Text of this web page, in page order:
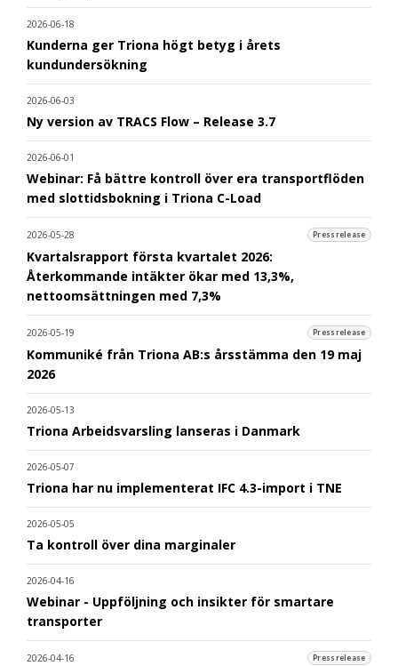
2026-06-18
Kunderna ger Triona högt betyg i årets
kundundersökning
2026-06-03
Ny version av TRACS Flow – Release 3.7
2026-06-01
Webinar: Få bättre kontroll över era transportflöden
med slottidsbokning i Triona C-Load
2026-05-28 Pressrelease
Kvartalsrapport första kvartalet 2026:
Återkommande intäkter ökar med 13,3%,
nettoomsättningen med 7,3%
2026-05-19 Pressrelease
Kommuniké från Triona AB:s årsstämma den 19 maj
2026
2026-05-13
Triona Arbeidsvarsling lanseras i Danmark
2026-05-07
Triona har nu implementerat IFC 4.3-import i TNE
2026-05-05
Ta kontroll över dina marginaler
2026-04-16
Webinar - Uppföljning och insikter för smartare
transporter
2026-04-16 Pressrelease